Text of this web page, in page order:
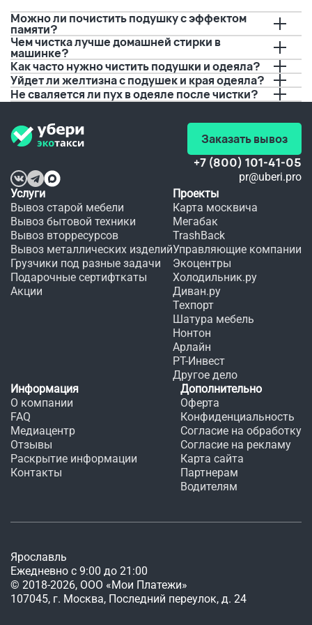
позвонил,
предупредил
о
времени
прибытия.
Спасибо!!!
вывозом.
И это
удобно,
качество
не
хуже.
за пару
дней до
события.
Если бы
не
видать
мне
любимого
в этот
Можно ли почистить подушку с эффектом
памяти?
Чем чистка лучше домашней стирки в
машинке?
Как часто нужно чистить подушки и одеяла?
Уйдет ли желтизна с подушек и края одеяла?
Не сваляется ли пух в одеяле после чистки?
Заказать вывоз
+7 (800) 101-41-05
pr@uberi.pro
Услуги
Вывоз старой мебели
Вывоз бытовой техники
Вывоз вторресурсов
Вывоз металлических изделий
Грузчики под разные задачи
Подарочные сертифткаты
Акции
Проекты
Карта москвича
Мегабак
TrashBack
Управляющие компании
Экоцентры
Холодильник.ру
Диван.ру
Техпорт
Шатура мебель
Нонтон
Арлайн
РТ-Инвест
Другое дело
Информация
О компании
FAQ
Медиацентр
Отзывы
Раскрытие информации
Контакты
Дополнительно
Оферта
Конфиденциальность
Согласие на обработку
Согласие на рекламу
Карта сайта
Партнерам
Водителям
Ярославль
Ежедневно с 9:00 до 21:00
© 2018-2026, ООО «Мои Платежи»
107045, г. Москва, Последний переулок, д. 24